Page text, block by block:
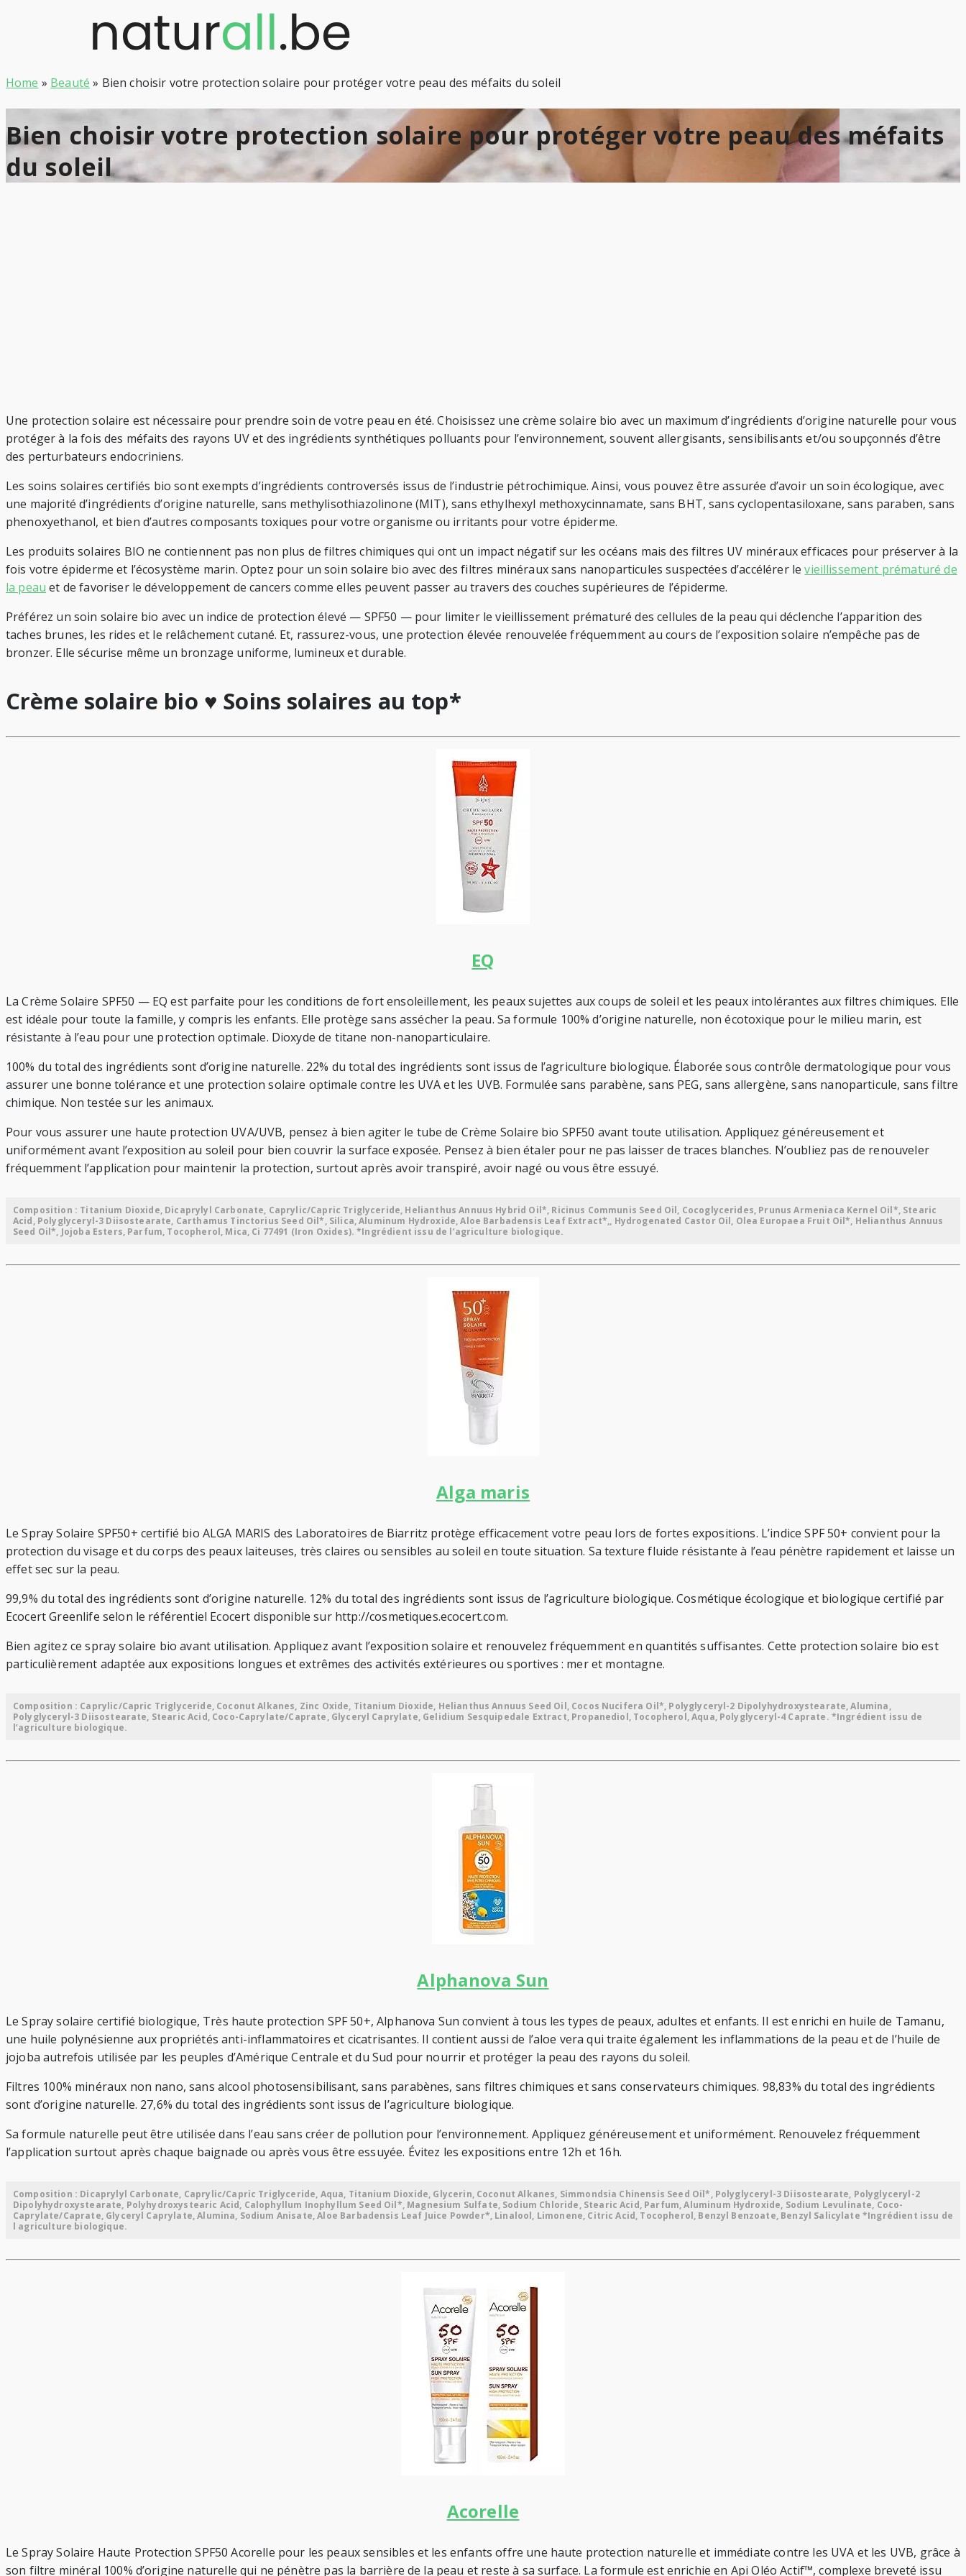
Home » Beauté » Bien choisir votre protection solaire pour protéger votre peau des méfaits du soleil
Bien choisir votre protection solaire pour protéger votre peau des méfaits
du soleil
Une protection solaire est nécessaire pour prendre soin de votre peau en été. Choisissez une crème solaire bio avec un maximum d’ingrédients d’origine naturelle pour vous
protéger à la fois des méfaits des rayons UV et des ingrédients synthétiques polluants pour l’environnement, souvent allergisants, sensibilisants et/ou soupçonnés d’être
des perturbateurs endocriniens.
Les soins solaires certifiés bio sont exempts d’ingrédients controversés issus de l’industrie pétrochimique. Ainsi, vous pouvez être assurée d’avoir un soin écologique, avec
une majorité d’ingrédients d’origine naturelle, sans methylisothiazolinone (MIT), sans ethylhexyl methoxycinnamate, sans BHT, sans cyclopentasiloxane, sans paraben, sans
phenoxyethanol, et bien d’autres composants toxiques pour votre organisme ou irritants pour votre épiderme.
Les produits solaires BIO ne contiennent pas non plus de filtres chimiques qui ont un impact négatif sur les océans mais des filtres UV minéraux efficaces pour préserver à la
fois votre épiderme et l’écosystème marin. Optez pour un soin solaire bio avec des filtres minéraux sans nanoparticules suspectées d’accélérer levieillissement prématuré de
la peau et de favoriser le développement de cancers comme elles peuvent passer au travers des couches supérieures de l’épiderme.
Préférez un soin solaire bio avec un indice de protection élevé — SPF50 — pour limiter le vieillissement prématuré des cellules de la peau qui déclenche l’apparition des
taches brunes, les rides et le relâchement cutané. Et, rassurez-vous, une protection élevée renouvelée fréquemment au cours de l’exposition solaire n’empêche pas de
bronzer. Elle sécurise même un bronzage uniforme, lumineux et durable.
Crème solaire bio ♥ Soins solaires au top*
EQ
La Crème Solaire SPF50 — EQ est parfaite pour les conditions de fort ensoleillement, les peaux sujettes aux coups de soleil et les peaux intolérantes aux filtres chimiques. Elle
est idéale pour toute la famille, y compris les enfants. Elle protège sans assécher la peau. Sa formule 100% d’origine naturelle, non écotoxique pour le milieu marin, est
résistante à l’eau pour une protection optimale. Dioxyde de titane non-nanoparticulaire.
100% du total des ingrédients sont d’origine naturelle. 22% du total des ingrédients sont issus de l’agriculture biologique. Élaborée sous contrôle dermatologique pour vous
assurer une bonne tolérance et une protection solaire optimale contre les UVA et les UVB. Formulée sans parabène, sans PEG, sans allergène, sans nanoparticule, sans filtre
chimique. Non testée sur les animaux.
Pour vous assurer une haute protection UVA/UVB, pensez à bien agiter le tube de Crème Solaire bio SPF50 avant toute utilisation. Appliquez généreusement et
uniformément avant l’exposition au soleil pour bien couvrir la surface exposée. Pensez à bien étaler pour ne pas laisser de traces blanches. N’oubliez pas de renouveler
fréquemment l’application pour maintenir la protection, surtout après avoir transpiré, avoir nagé ou vous être essuyé.
Composition : Titanium Dioxide, Dicaprylyl Carbonate, Caprylic/Capric Triglyceride, Helianthus Annuus Hybrid Oil*, Ricinus Communis Seed Oil, Cocoglycerides, Prunus Armeniaca Kernel Oil*, Stearic
Acid, Polyglyceryl-3 Diisostearate, Carthamus Tinctorius Seed Oil*, Silica, Aluminum Hydroxide, Aloe Barbadensis Leaf Extract*,, Hydrogenated Castor Oil, Olea Europaea Fruit Oil*, Helianthus Annuus
Seed Oil*, Jojoba Esters, Parfum, Tocopherol, Mica, Ci 77491 (Iron Oxides). *Ingrédient issu de l’agriculture biologique.
Alga maris
Le Spray Solaire SPF50+ certifié bio ALGA MARIS des Laboratoires de Biarritz protège efficacement votre peau lors de fortes expositions. L’indice SPF 50+ convient pour la
protection du visage et du corps des peaux laiteuses, très claires ou sensibles au soleil en toute situation. Sa texture fluide résistante à l’eau pénètre rapidement et laisse un
effet sec sur la peau.
99,9% du total des ingrédients sont d’origine naturelle. 12% du total des ingrédients sont issus de l’agriculture biologique. Cosmétique écologique et biologique certifié par
Ecocert Greenlife selon le référentiel Ecocert disponible sur http://cosmetiques.ecocert.com.
Bien agitez ce spray solaire bio avant utilisation. Appliquez avant l’exposition solaire et renouvelez fréquemment en quantités suffisantes. Cette protection solaire bio est
particulièrement adaptée aux expositions longues et extrêmes des activités extérieures ou sportives : mer et montagne.
Composition : Caprylic/Capric Triglyceride, Coconut Alkanes, Zinc Oxide, Titanium Dioxide, Helianthus Annuus Seed Oil, Cocos Nucifera Oil*, Polyglyceryl-2 Dipolyhydroxystearate, Alumina,
Polyglyceryl-3 Diisostearate, Stearic Acid, Coco-Caprylate/Caprate, Glyceryl Caprylate, Gelidium Sesquipedale Extract, Propanediol, Tocopherol, Aqua, Polyglyceryl-4 Caprate. *Ingrédient issu de
l’agriculture biologique.
Alphanova Sun
Le Spray solaire certifié biologique, Très haute protection SPF50+, Alphanova Sun convient à tous les types de peaux, adultes et enfants. Il est enrichi en huile de Tamanu,
une huile polynésienne aux propriétés anti-inflammatoires et cicatrisantes. Il contient aussi de l’aloe vera qui traite également les inflammations de la peau et de l’huile de
jojoba autrefois utilisée par les peuples d’Amérique Centrale et du Sud pour nourrir et protéger la peau des rayons du soleil.
Filtres 100% minéraux non nano, sans alcool photosensibilisant, sans parabènes, sans filtres chimiques et sans conservateurs chimiques. 98,83% du total des ingrédients
sont d’origine naturelle. 27,6% du total des ingrédients sont issus de l’agriculture biologique.
Sa formule naturelle peut être utilisée dans l’eau sans créer de pollution pour l’environnement. Appliquez généreusement et uniformément. Renouvelez fréquemment
l’application surtout après chaque baignade ou après vous être essuyée. Évitez les expositions entre 12h et 16h.
Composition : Dicaprylyl Carbonate, Caprylic/Capric Triglyceride, Aqua, Titanium Dioxide, Glycerin, Coconut Alkanes, Simmondsia Chinensis Seed Oil*, Polyglyceryl-3 Diisostearate, Polyglyceryl-2
Dipolyhydroxystearate, Polyhydroxystearic Acid, Calophyllum Inophyllum Seed Oil*, Magnesium Sulfate, Sodium Chloride, Stearic Acid, Parfum, Aluminum Hydroxide, Sodium Levulinate, Coco-
Caprylate/Caprate, Glyceryl Caprylate, Alumina, Sodium Anisate, Aloe Barbadensis Leaf Juice Powder*, Linalool, Limonene, Citric Acid, Tocopherol, Benzyl Benzoate, Benzyl Salicylate *Ingrédient issu de
l agriculture biologique.
Acorelle
Le Spray Solaire Haute Protection SPF50 Acorelle pour les peaux sensibles et les enfants offre une haute protection naturelle et immédiate contre les UVA et les UVB, grâce à
son filtre minéral 100% d’origine naturelle qui ne pénètre pas la barrière de la peau et reste à sa surface. La formule est enrichie en Api Oléo Actif™, complexe breveté issu